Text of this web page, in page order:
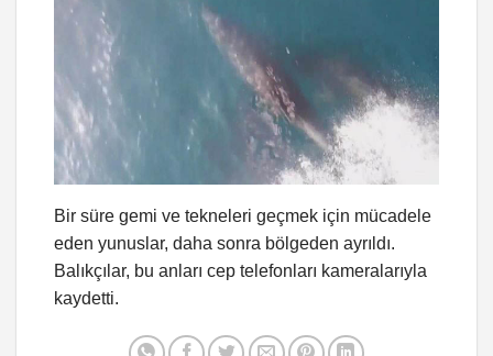
Bir süre gemi ve tekneleri geçmek için mücadele
eden yunuslar, daha sonra bölgeden ayrıldı.
Balıkçılar, bu anları cep telefonları kameralarıyla
kaydetti.